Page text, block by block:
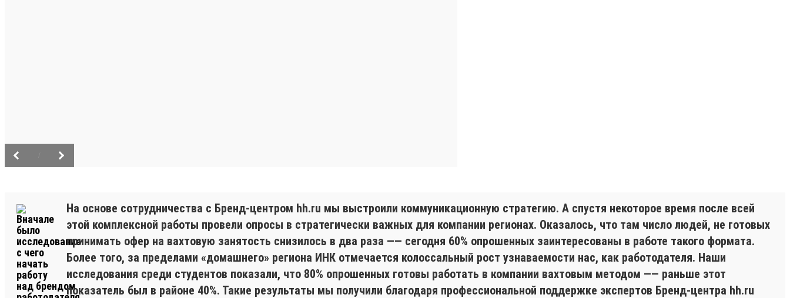
На основе сотрудничества с Бренд-центром hh.ru мы выстроили коммуникационную стратегию. А спустя некоторое время после всей
этой комплексной работы провели опросы в стратегически важных для компании регионах. Оказалось, что там число людей, не готовых
принимать офер на вахтовую занятость снизилось в два раза —— сегодня 60% опрошенных заинтересованы в работе такого формата.
Более того, за пределами «домашнего» региона ИНК отмечается колоссальный рост узнаваемости нас, как работодателя. Наши
исследования среди студентов показали, что 80% опрошенных готовы работать в компании вахтовым методом —— раньше этот
показатель был в районе 40%. Такие результаты мы получили благодаря профессиональной поддержке экспертов Бренд-центра hh.ru